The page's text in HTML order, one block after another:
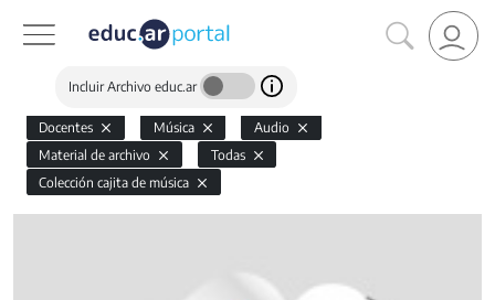
Incluir Archivo educ.ar
Docentes Música
Audio
Material de archivo
Todas
Colección cajita de música